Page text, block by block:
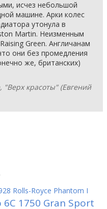
исчез небольшой
машине. Арки колес
утонула в
Martin. Неизменным
Green. Англичанам
они без промедления
же, британских)
красоты" (Евгений
Rolls-Royce Phantom I
1750 Gran Sport